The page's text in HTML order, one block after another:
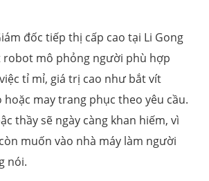
đốc tiếp thị cấp cao tại Li Gong
robot mô phỏng người phù hợp
tỉ mỉ, giá trị cao như bắt vít
hoặc may trang phục theo yêu cầu.
thầy sẽ ngày càng khan hiếm, vì
muốn vào nhà máy làm người
nói.